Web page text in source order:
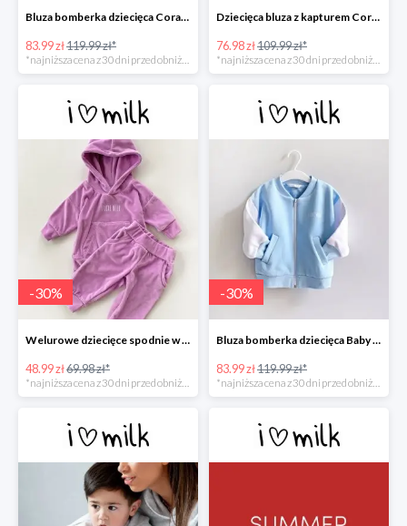
Bluza bomberka dziecięca Coral Blush -30%
83.99 zł119.99 zł*
*najniższa cena z 30 dni przed obniżką
Dziecięca bluza z kapturem Coral Blush -30%
76.98 zł109.99 zł*
*najniższa cena z 30 dni przed obniżką
-30%
Welurowe dziecięce spodnie w kolorze Lila -30%
48.99 zł69.98 zł*
-30%
Bluza bomberka dziecięca Baby Blue -30%
83.99 zł119.99 zł*